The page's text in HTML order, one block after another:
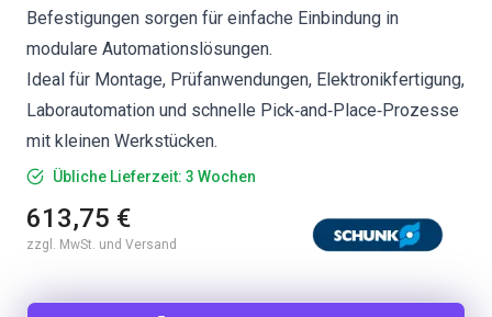
Befestigungen sorgen für einfache Einbindung in
modulare Automationslösungen.
Ideal für Montage, Prüfanwendungen, Elektronikfertigung,
Laborautomation und schnelle Pick‑and‑Place‑Prozesse
mit kleinen Werkstücken.
Übliche Lieferzeit: 3 Wochen
613,75 €
zzgl. MwSt. und Versand